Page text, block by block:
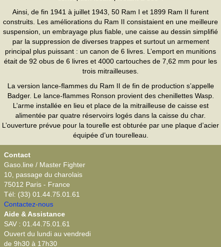
Ainsi, de fin 1941 à juillet 1943, 50 Ram I et 1899 Ram II furent
construits. Les améliorations du Ram II consistaient en une meilleure
suspension, un embrayage plus fiable, une caisse au dessin simplifié
par la suppression de diverses trappes et surtout un armement
principal plus puissant : un canon de 6 livres. L’emport en munitions
était de 92 obus de 6 livres et 4000 cartouches de 7,62 mm pour les
trois mitrailleuses.
La version lance-flammes du Ram II de fin de production s’appelle
Badger. Le lance-flammes Ronson provient des chenillettes Wasp.
L’arme installée en lieu et place de la mitrailleuse de caisse est
alimentée par quatre réservoirs logés dans la caisse du char.
L’ouverture prévue pour la tourelle est obturée par une plaque d’acier
équipée d’un tourelleau.
Contact
Gaso.line / Master Fighter
10, passage du charolais
75012 Paris - France
Tél: (33) 01.44.75.01.61
Contactez-nous
Aide & Assistance
SAV : 01.44.75.01.61
Ouvert du lundi au vendredi
de 9h30 à 17h30